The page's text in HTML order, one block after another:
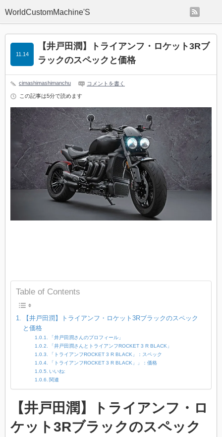
WorldCustomMachine'S
【井戸田潤】トライアンフ・ロケット3Rブ
ラックのスペックと価格
11.14
cimashimashimanchu コメントを書く
この記事は5分で読めます
Table of Contents
【井戸田潤】トライアンフ・ロケット3Rブラックのスペック
と価格
「井戸田潤さんのプロフィール」
「井戸田潤さんとトライアンフROCKET 3 R BLACK」
「トライアンフROCKET 3 R BLACK」：スペック
「トライアンフROCKET 3 R BLACK」」：価格
いいね:
関連
【井戸田潤】トライアンフ・ロ
ケット3Rブラックのスペック